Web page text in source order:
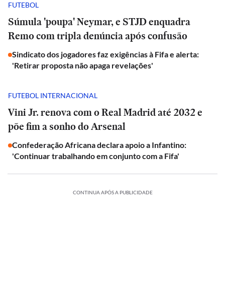
FUTEBOL
Súmula 'poupa' Neymar, e STJD enquadra
Remo com tripla denúncia após confusão
Sindicato dos jogadores faz exigências à Fifa e alerta:
'Retirar proposta não apaga revelações'
FUTEBOL INTERNACIONAL
Vini Jr. renova com o Real Madrid até 2032 e
põe fim a sonho do Arsenal
Confederação Africana declara apoio a Infantino:
'Continuar trabalhando em conjunto com a Fifa'
CONTINUA APÓS A PUBLICIDADE